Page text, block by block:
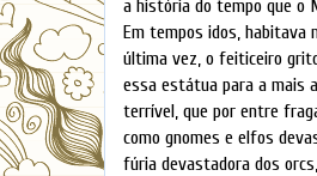
a história do tempo que o
Em tempos idos, habitava
última vez, o feiticeiro
essa estátua para a mais
terrível, que por entre
como gnomes e elfos
fúria devastadora dos